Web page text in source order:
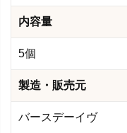
内容量
5個
製造・販売元
バースデーイヴ